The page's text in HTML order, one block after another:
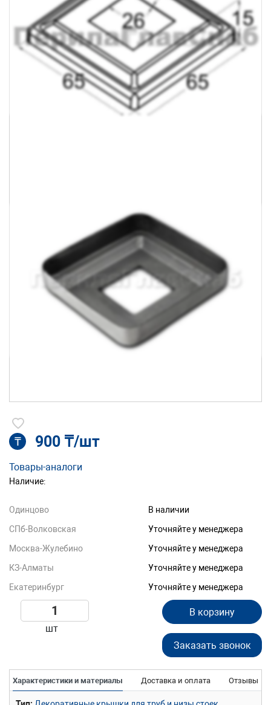
₸ 900 ₸/шт
Товары-аналоги
Наличие:
Одинцово
В наличии
СПб-Волковская
Уточняйте у менеджера
Москва-Жулебино
Уточняйте у менеджера
КЗ-Алматы
Уточняйте у менеджера
Екатеринбург
Уточняйте у менеджера
шт
В корзину
Заказать звонок
Характеристики и материалы Доставка и оплата Отзывы